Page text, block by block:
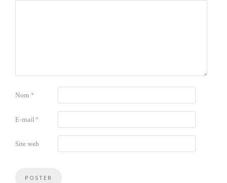
Nom*
E-mail*
Site web